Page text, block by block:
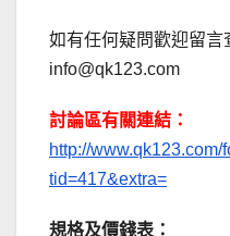
如有任何疑問歡迎留言
info@qk123.com
討論區有關連結：
http://
tid=417&extra=
規格及價錢表：